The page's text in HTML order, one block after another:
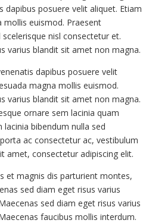
dapibus posuere velit aliquet. Etiam
euismod. Praesent
nisl consectetur et.
varius blandit sit amet non magna.
dapibus posuere velit
magna mollis euismod.
varius blandit sit amet non magna.
ornare sem lacinia quam
lacinia bibendum nulla sed
ac consectetur ac, vestibulum
amet, consectetur adipiscing elit.
et magnis dis parturient montes,
sed diam eget risus varius
sed diam eget risus varius
faucibus mollis interdum.